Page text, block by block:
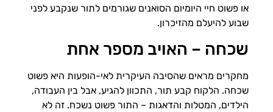
או פשוט חיי היומיום הסואנים שגורמים לתור שנקבע לפני
שבוע להיעלם מהזיכרון.
שכחה – האויב מספר אחת
מחקרים מראים שהסיבה העיקרית לאי-הופעות היא פשוט
שכחה. הלקוח קבע תור, התכוון להגיע, אבל בין העבודה,
הילדים, המטלות והדאגות – התור פשוט נשכח. זה לא